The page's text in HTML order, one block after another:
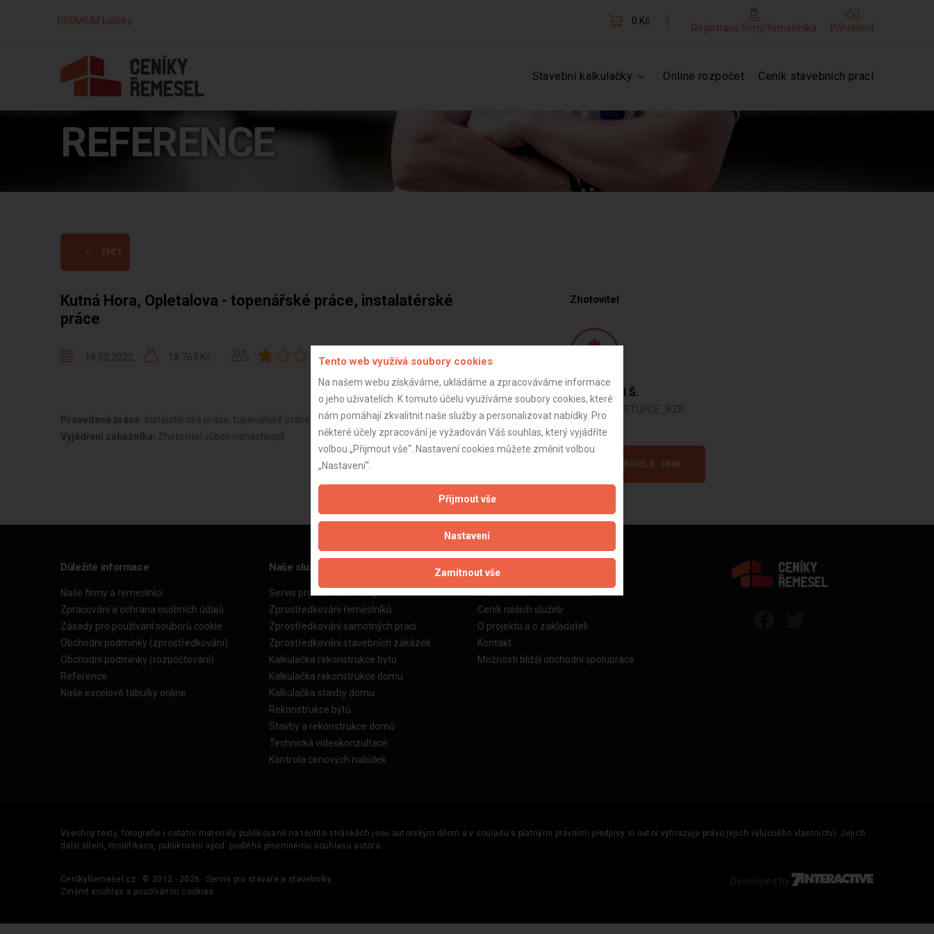
PREMIUM balíčky 0 Kč
Registrace firmy/řemeslníka Přihlášení
Stavební kalkulačky Online rozpočet Ceník stavebních prací
REFERENCE
ZPĚT
Kutná Hora, Opletalova - topenářské práce, instalatérské
práce
18.02.2022 18 763 Kč (1/5 )
Provedené práce: instalatérské práce, topenářské práce
Vyjádření zákazníka: Zhotovitel vůbec nenastoupil.
Zhotovitel
Michal Š.
STATUTARNI_ZASTUPCE_RZP
ZOBRAZIT PROFIL Č. 3838
Důležité informace
Naše firmy a řemeslníci
Zpracování a ochrana osobních údajů
Zásady pro používání souborů cookie
Obchodní podmínky (zprostředkování)
Obchodní podmínky (rozpočtování)
Reference
Naše excelové tabulky online
Naše služby
Servis pro stavební firmy
Zprostředkování řemeslníků
Zprostředkování samotných prací
Zprostředkování stavebních zakázek
Kalkulačka rekonstrukce bytu
Kalkulačka rekonstrukce domu
Kalkulačka stavby domu
Rekonstrukce bytů
Stavby a rekonstrukce domů
Technická videokonzultace
Kontrola cenových nabídek
Informace o nás
Ceník našich služeb
O projektu a o zakladateli
Kontakt
Možnosti bližší obchodní spolupráce
Všechny texty, fotografie i ostatní materiály publikované na těchto stránkách jsou autorským dílem a v souladu s platnými právními předpisy si autor vyhrazuje právo jejich výlučného vlastnictví. Jejich
další šíření, modifikace, publikování apod. podléhá písemnému souhlasu autora.
CenikyRemesel.cz © 2012 - 2026
Servis pro stavaře a stavebníky
Změnit souhlas s používáním cookies
Developed by
Tento web využívá soubory cookies
Na našem webu získáváme, ukládáme a zpracováváme informace
o jeho uživatelích. K tomuto účelu využíváme soubory cookies, které
nám pomáhají zkvalitnit naše služby a personalizovat nabídky. Pro
některé účely zpracování je vyžadován Váš souhlas, který vyjádříte
volbou „Přijmout vše“. Nastavení cookies můžete změnit volbou
„Nastavení“.
Přijmout vše
Nastavení
Zamítnout vše